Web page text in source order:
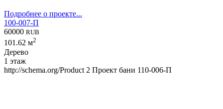
Подробнее о проекте...
100-007-П
60000 RUB
101.62 м2
Дерево
1 этаж
http://schema.org/Product 2 Проект бани 110-006-П